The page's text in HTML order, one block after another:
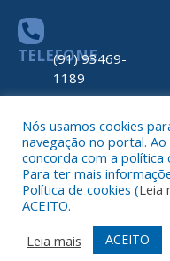
TELEFONE
(91) 93469-
1189
ATENDIMENTO
De Segunda
a Sexta, de
07h00 ás
13h00
Nós usamos cookies
navegação no portal.
concorda com a política
Para ter mais
Política de cookies (Leia
ACEITO.
Leia mais
ACEITO